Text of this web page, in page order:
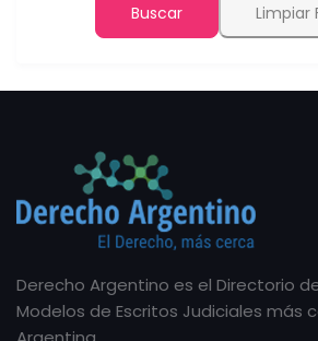
Buscar Limpiar
Derecho Argentino es el Directorio
Modelos de Escritos Judiciales más